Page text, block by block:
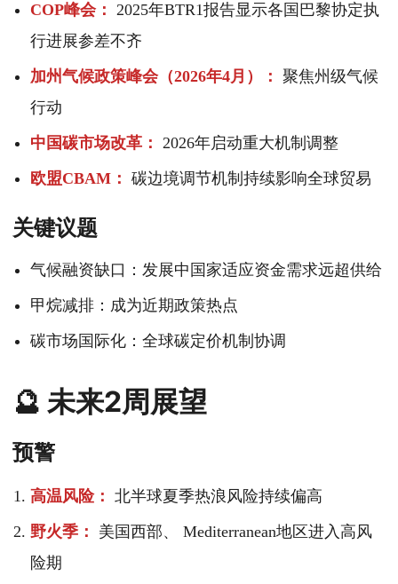
COP峰会： 2025年BTR1报告显示各国巴黎协定执
行进展参差不齐
加州气候政策峰会（2026年4月）： 聚焦州级气候
行动
中国碳市场改革： 2026年启动重大机制调整
欧盟CBAM： 碳边境调节机制持续影响全球贸易
关键议题
气候融资缺口：发展中国家适应资金需求远超供给
甲烷减排：成为近期政策热点
碳市场国际化：全球碳定价机制协调
🔮 未来2周展望
预警
高温风险： 北半球夏季热浪风险持续偏高
野火季：
美国西部、 Mediterranean地区进入高风
险期